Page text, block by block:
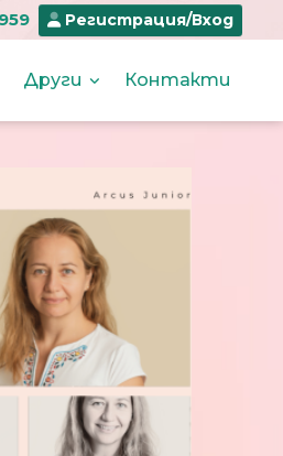
Регистрация/Вход
Други Контакти